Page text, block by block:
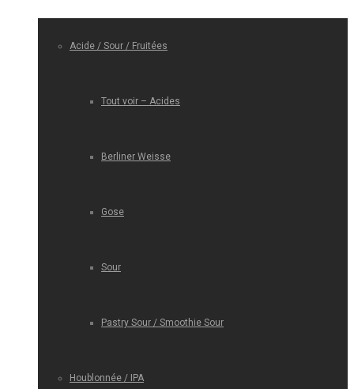
Acide / Sour / Fruitées
Tout voir – Acides
Berliner Weisse
Gose
Sour
Pastry Sour / Smoothie Sour
Houblonnée / IPA